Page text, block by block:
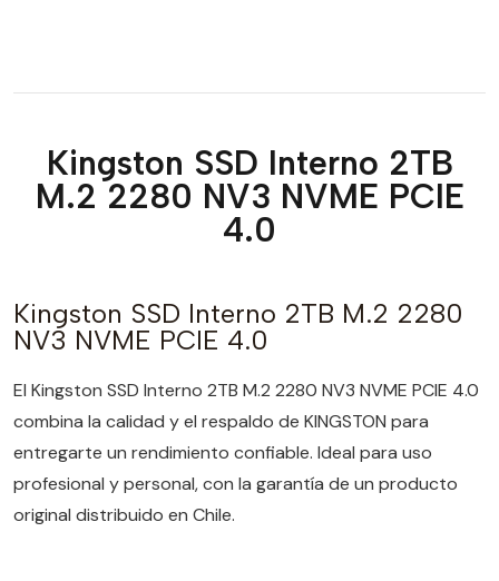
Kingston SSD Interno 2TB
M.2 2280 NV3 NVME PCIE
4.0
Kingston SSD Interno 2TB M.2 2280
NV3 NVME PCIE 4.0
El Kingston SSD Interno 2TB M.2 2280 NV3 NVME PCIE 4.0
combina la calidad y el respaldo de KINGSTON para
entregarte un rendimiento confiable. Ideal para uso
profesional y personal, con la garantía de un producto
original distribuido en Chile.